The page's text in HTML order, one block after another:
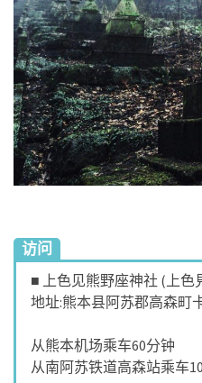
访问
■ 上色见熊野座神社 (上
地址:熊本县阿苏郡高森
从熊本机场乘车60分钟
从南阿苏铁道高森站乘车